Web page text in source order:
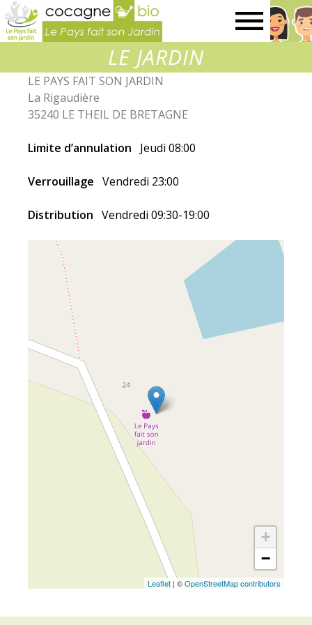
Pays
son
jardin
LE JARDIN
LE PAYS FAIT SON JARDIN
La Rigaudière
35240 LE THEIL DE BRETAGNE
Limite d’annulation Jeudi 08:00
Verrouillage Vendredi 23:00
Distribution Vendredi 09:30-19:00
+
−
Leaflet | ©OpenStreetMap contributors